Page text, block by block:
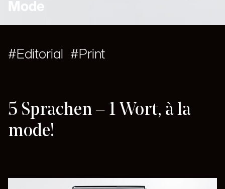
Mode
Editorial Print
5 Sprachen – 1 Wort, à la
mode!